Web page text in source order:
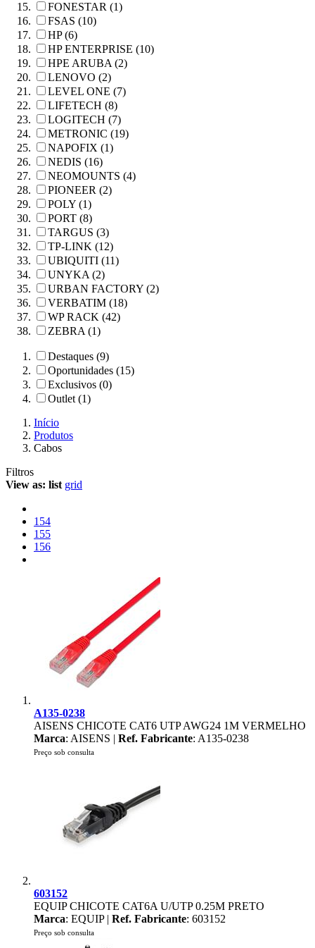
FONESTAR (1)
FSAS (10)
HP (6)
HP ENTERPRISE (10)
HPE ARUBA (2)
LENOVO (2)
LEVEL ONE (7)
LIFETECH (8)
LOGITECH (7)
METRONIC (19)
NAPOFIX (1)
NEDIS (16)
NEOMOUNTS (4)
PIONEER (2)
POLY (1)
PORT (8)
TARGUS (3)
TP-LINK (12)
UBIQUITI (11)
UNYKA (2)
URBAN FACTORY (2)
VERBATIM (18)
WP RACK (42)
ZEBRA (1)
Destaques (9)
Oportunidades (15)
Exclusivos (0)
Outlet (1)
Início
Produtos
Cabos
Filtros
View as: list grid
154
155
156
A135-0238
AISENS CHICOTE CAT6 UTP AWG24 1M VERMELHO
Marca: AISENS | Ref. Fabricante: A135-0238
Preço sob consulta
603152
EQUIP CHICOTE CAT6A U/UTP 0.25M PRETO
Marca: EQUIP | Ref. Fabricante: 603152
Preço sob consulta